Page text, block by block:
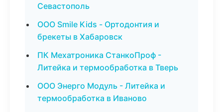
Севастополь
ООО Smile Kids - Ортодонтия и
брекеты в Хабаровск
ПК Мехатроника СтанкоПроф -
Литейка и термообработка в Тверь
ООО Энерго Модуль - Литейка и
термообработка в Иваново